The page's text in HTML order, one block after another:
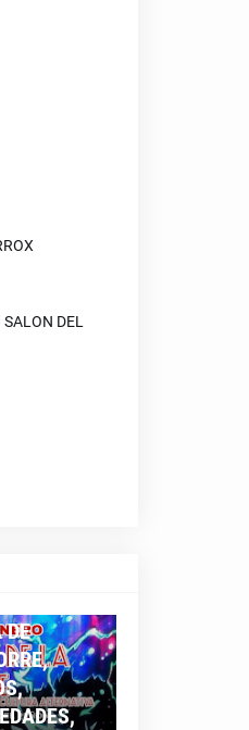
DEL
DE